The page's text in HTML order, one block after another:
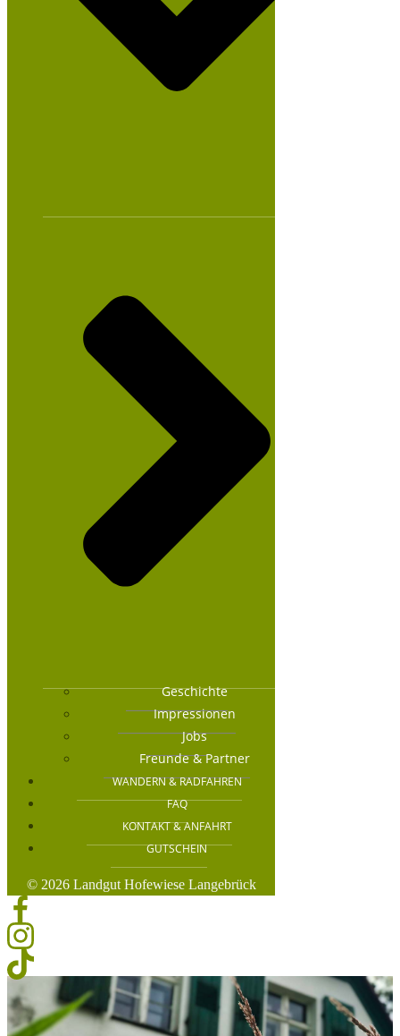
Geschichte
Impressionen
Jobs
Freunde & Partner
WANDERN & RADFAHREN
FAQ
KONTAKT & ANFAHRT
GUTSCHEIN
© 2026 Landgut Hofewiese Langebrück